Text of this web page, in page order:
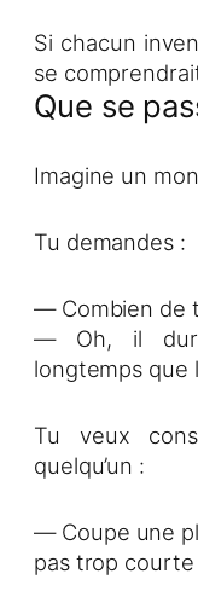
Si chacun
se
Que se
Imagine un
Tu demandes :
— Combien de
— Oh, il
longtemps que
Tu veux
quelqu’un :
— Coupe une
pas trop courte